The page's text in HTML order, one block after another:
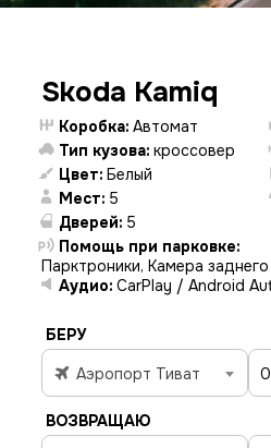
Skoda Kamiq
Коробка: Автомат
Тип кузова: кроссовер
Цвет: Белый
Мест: 5
Дверей: 5
Помощь при парковке:
Парктроники, Камера
Аудио: CarPlay / Android
БЕРУ
Аэропорт Тиват
ВОЗВРАЩАЮ